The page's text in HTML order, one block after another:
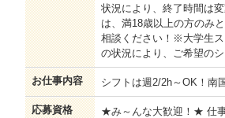
状況により、終了時間は
は、満18歳以上の方のみ
相談ください！※大学生
の状況により、ご希望の
お仕事内容 シフトは週2/2h～OK！南
応募資格 ★み～んな大歓迎！★ 仕